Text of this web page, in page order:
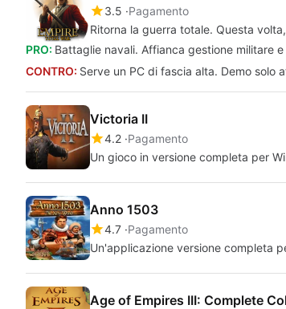
3.5 Pagamento
Ritorna la guerra totale. Questa
PRO: Battaglie navali. Affianca gestione militare
CONTRO: Serve un PC di fascia alta. Demo solo
Victoria II
4.2 Pagamento
Un gioco in versione completa per
Anno 1503
4.7 Pagamento
Un'applicazione versione completa
Age of Empires III: Complete